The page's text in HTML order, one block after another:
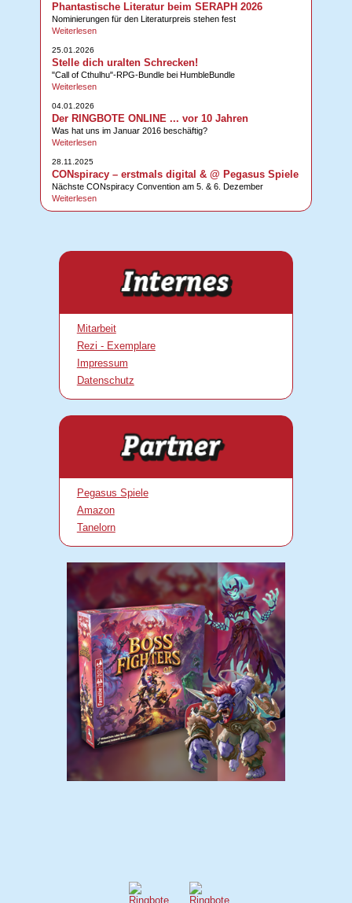
Phantastische Literatur beim SERAPH 2026
Nominierungen für den Literaturpreis stehen fest
Weiterlesen
25.01.2026
Stelle dich uralten Schrecken!
"Call of Cthulhu"-RPG-Bundle bei HumbleBundle
Weiterlesen
04.01.2026
Der RINGBOTE ONLINE ... vor 10 Jahren
Was hat uns im Januar 2016 beschäftig?
Weiterlesen
28.11.2025
CONspiracy – erstmals digital & @ Pegasus Spiele
Nächste CONspiracy Convention am 5. & 6. Dezember
Weiterlesen
Mitarbeit
Rezi - Exemplare
Impressum
Datenschutz
Pegasus Spiele
Amazon
Tanelorn